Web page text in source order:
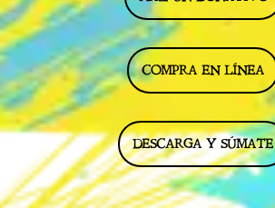
COMPRA EN LÍNEA
DESCARGA Y SÚMATE